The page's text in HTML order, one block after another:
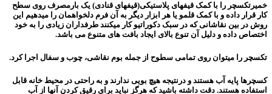
خمیرتکسچر را با کمک قیفهای پلاستیکی(قیفهای قنادی) یک بارمصرف روی سطح
کار قرار داده و با کمک قلمو یا هر ابزار دیگر به آن فرم دلخواهمان را میدهیم این
روش در بین نقاشانی که در سبک دکوراتیو کار میکنند طرفداران زیادی را به خود
اختصاص داده و دلیل آن تنوع بالای ایجاد بافت های متنوع می باشد.
تکسچر را میتوان روی تمامی سطوح از جمله بوم نقاشی، چوب و سفال اجرا کرد.
کسچرها پایه آب هستند و درنتیجه هیچ بویی ندارند و به راحتی در محیط خانه قابل
استفاده هستند. دقت داشته باشید که هرگز نباید برای رقیق کردن آنها از آب